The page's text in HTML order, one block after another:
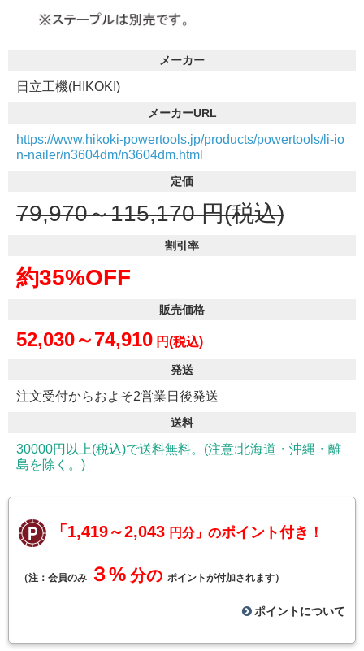
メーカー
日立工機(HIKOKI)
メーカーURL
https://www.hikoki-powertools.jp/products/powertools/li-io
n-nailer/n3604dm/n3604dm.html
定価
79,970～115,170 円(税込)
割引率
約35%OFF
販売価格
52,030～74,910 円(税込)
発送
注文受付からおよそ2営業日後発送
送料
30000円以上(税込)で送料無料。(注意:北海道・沖縄・離
島を除く。)
「1,419～2,043 円分」のポイント付き！
（注： 会員のみ ３% 分の ポイントが付加されます）
ポイントについて